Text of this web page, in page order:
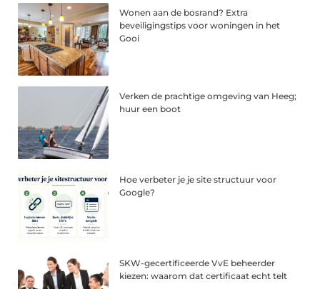
Wonen aan de bosrand? Extra
beveiligingstips voor woningen in het
Gooi
Verken de prachtige omgeving van Heeg;
huur een boot
Hoe verbeter je je site structuur voor
Google?
SKW-gecertificeerde VvE beheerder
kiezen: waarom dat certificaat echt telt